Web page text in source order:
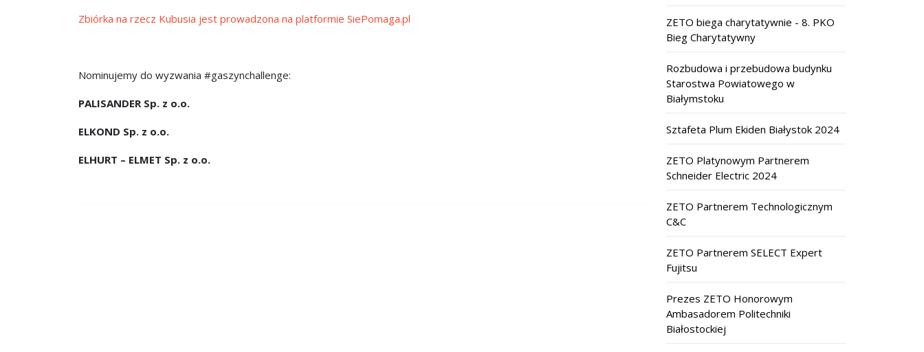
Zbiórka na rzecz Kubusia jest prowadzona na platformie SiePomaga.pl
Nominujemy do wyzwania #gaszynchallenge:
PALISANDER Sp. z o.o.
ELKOND Sp. z o.o.
ELHURT – ELMET Sp. z o.o.
ZETO biega charytatywnie - 8. PKO
Bieg Charytatywny
Rozbudowa i przebudowa budynku
Starostwa Powiatowego w
Białymstoku
Sztafeta Plum Ekiden Białystok 2024
ZETO Platynowym Partnerem
Schneider Electric 2024
ZETO Partnerem Technologicznym
C&C
ZETO Partnerem SELECT Expert
Fujitsu
Prezes ZETO Honorowym
Ambasadorem Politechniki
Białostockiej